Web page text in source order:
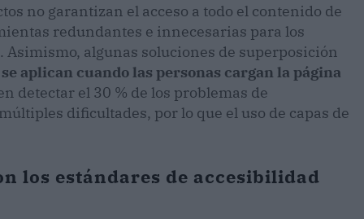
no garantizan el acceso a todo el contenido de
redundantes e innecesarias para los
algunas soluciones de superposición
aplican cuando las personas cargan la página
detectar el 30 % de los problemas de
dificultades, por lo que el uso de capas de
los estándares de accesibilidad